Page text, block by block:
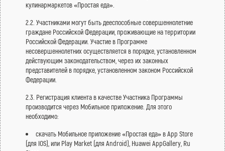
кулинармаркетов «Простая еда».
2.2. Участниками могут быть дееспособные совершеннолетние
граждане Российской Федерации, проживающие на территории
Российской Федерации. Участие в Программе
несовершеннолетних осуществляется в порядке, установленном
действующим законодательством, через их законных
представителей в порядке, установленном законом Российской
Федерации.
2.3. Регистрация клиента в качестве Участника Программы
производится через Мобильное приложение. Для этого
необходимо:
скачать Мобильное приложение «Простая еда» в App Store
(для IOS), или Play Market (для Android), Huawei AppGallery, Ru